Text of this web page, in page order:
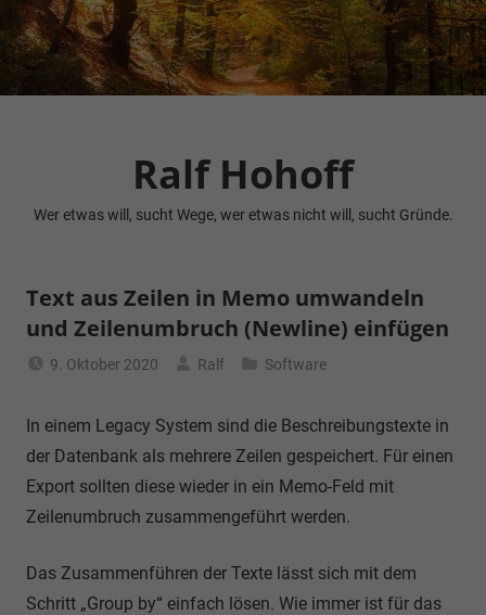
Zum
Inhalt
springen
Ralf Hohoff
Wer etwas will, sucht Wege, wer etwas nicht will, sucht Gründe.
Text aus Zeilen in Memo umwandeln
und Zeilenumbruch (Newline) einfügen
9. Oktober 2020 Ralf Software
In einem Legacy System sind die Beschreibungstexte in
der Datenbank als mehrere Zeilen gespeichert. Für einen
Export sollten diese wieder in ein Memo-Feld mit
Zeilenumbruch zusammengeführt werden.
Das Zusammenführen der Texte lässt sich mit dem
Schritt „Group by“ einfach lösen. Wie immer ist für das